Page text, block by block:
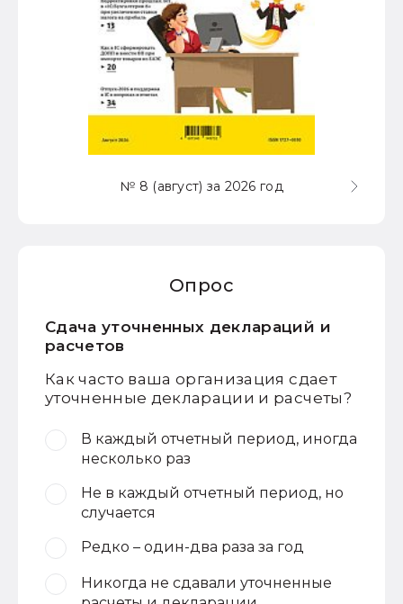
№ 8 (август) за 2026 год
Опрос
Сдача уточненных деклараций и
расчетов
Как часто ваша организация сдает
уточненные декларации и расчеты?
В каждый отчетный период, иногда
несколько раз
Не в каждый отчетный период, но
случается
Редко – один-два раза за год
Никогда не сдавали уточненные